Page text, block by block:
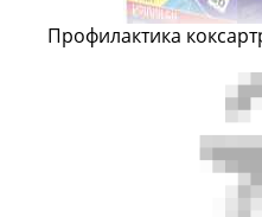
Профилактика